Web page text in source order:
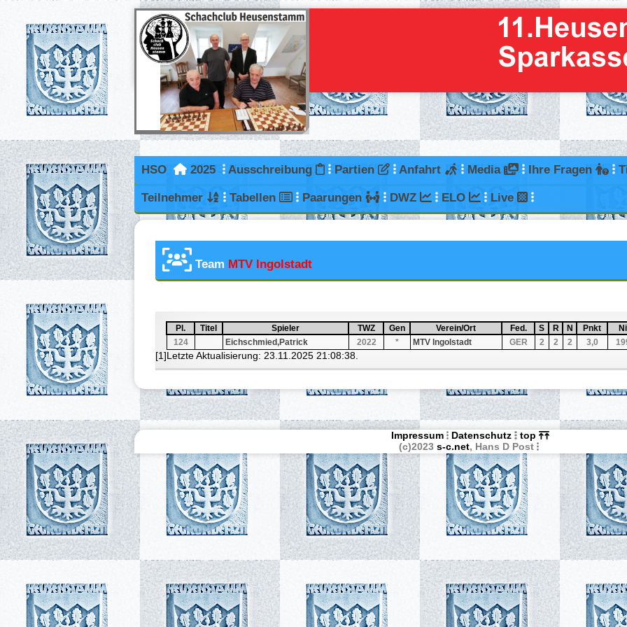
HSO 2025 Ausschreibung Partien Anfahrt Media Ihre Fragen
Teilnehmer Tabellen Paarungen DWZ ELO Live
Team MTV Ingolstadt
Pl.Sortiere aufsteigend nach
Pl. Titel
Sortiere aufsteigend nach
Titel Sortiere aufsteigend nach
Spieler TWZ
Sortiere aufsteigend nach
TWZ Gen
Sortiere aufsteigend nach
Gen Verein/OrtSortiere aufsteigend nach
Verein/Ort Fed.
Sortiere aufsteigend nach
Fed. SSortiere aufsteigend
S R
Sortiere
R N
Sortiere
N Pnkt
Sortiere
Pnkt Niv
124
Eichschmied,Patrick 2022 * MTV Ingolstadt GER 2 2 2 3,0
[1]Letzte Aktualisierung: 23.11.2025 21:08:38.
Impressum Datenschutz
top
(c)2023 s-c.net, Hans D Post